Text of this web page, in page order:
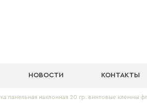
НОВОСТИ КОНТАКТЫ
панельная наклонная 20 гр. винтовые клеммы